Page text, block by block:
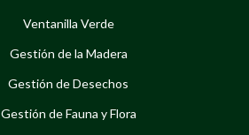
Ventanilla Verde
Gestión de la Madera
Gestión de Desechos
Gestión de Fauna y Flora